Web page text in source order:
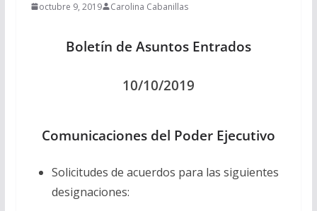
octubre 9, 2019 Carolina Cabanillas
Boletín de Asuntos Entrados
10/10/2019
Comunicaciones del Poder Ejecutivo
Solicitudes de acuerdos para las siguientes
designaciones: